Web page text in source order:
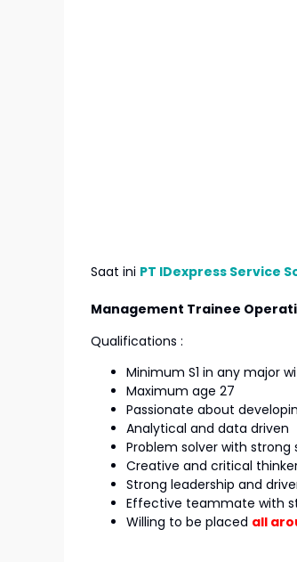
Saat ini PT IDexpress Service
Management Trainee
Qualifications :
Minimum S1 in any major
Maximum age 27
Passionate about
Analytical and data driven
Problem solver with strong
Creative and critical
Strong leadership and
Effective teammate with
Willing to be placed all